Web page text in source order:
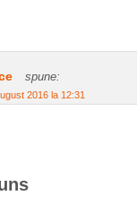
spune:
2016 la 12:31